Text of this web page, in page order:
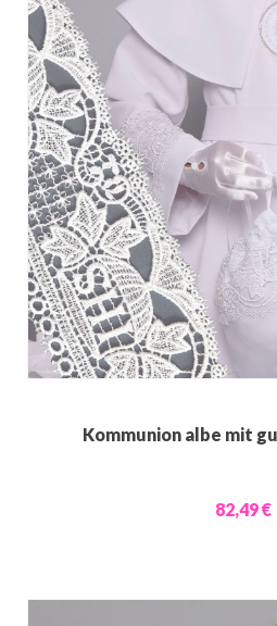
Kommunion albe mit
82,49 €